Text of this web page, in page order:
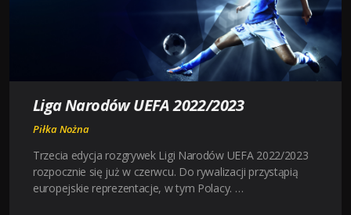
Liga Narodów UEFA 2022/2023
Piłka Nożna
Trzecia edycja rozgrywek Ligi Narodów UEFA 2022/2023
rozpocznie się już w czerwcu. Do rywalizacji przystąpią
europejskie reprezentacje, w tym Polacy. …